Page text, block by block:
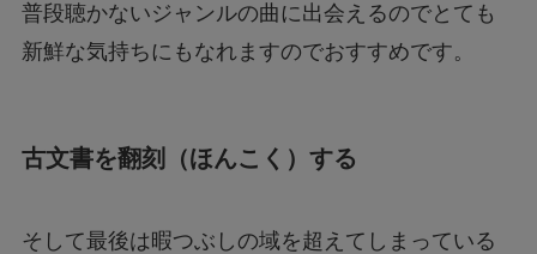
普段聴かないジャンルの曲に出会えるのでとても
新鮮な気持ちにもなれますのでおすすめです。
古文書を翻刻（ほんこく）する
そして最後は暇つぶしの域を超えてしまっている